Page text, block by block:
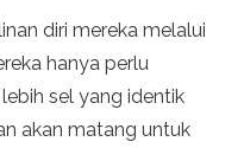
diri mereka melalui
hanya perlu
sel yang identik
akan matang untuk